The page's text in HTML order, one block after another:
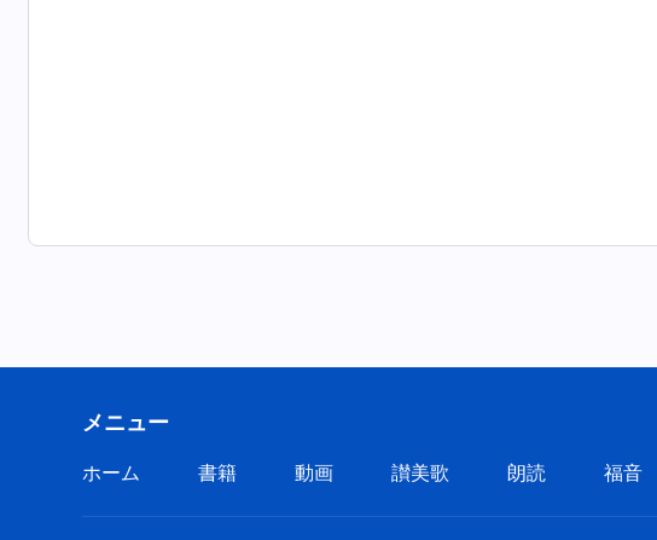
メニュー
ホーム 書籍 動画 讃美歌 朗読 福音